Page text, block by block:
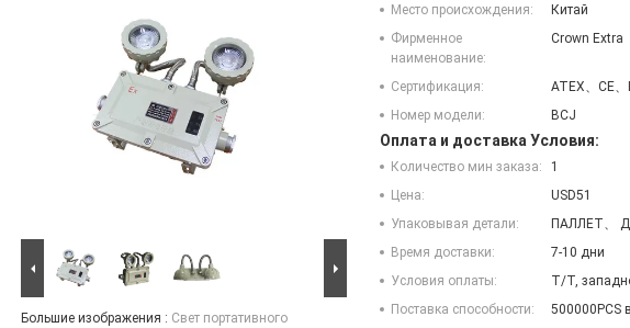
Большие изображения : Свет портативного
Место происхождения:
Китай
Фирменное
наименование:
Crown Extra
Сертификация:
ATEX、CE
Номер модели:
BCJ
Оплата и доставка Условия:
Количество мин заказа:
1
Цена:
USD51
Упаковывая детали:
ПАЛЛЕТ、
Время доставки:
7-10 дни
Условия оплаты:
T/T,
Поставка способности:
500000PCS